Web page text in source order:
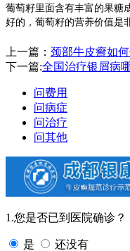
葡萄籽里面含有丰富的果糖
好的，葡萄籽的营养价值是
上一篇： 颈部牛皮癣如
下一篇:全国治疗银屑病
问费用
问病症
问治疗
问其他
1.您是否已到医院确诊？
是 还没有